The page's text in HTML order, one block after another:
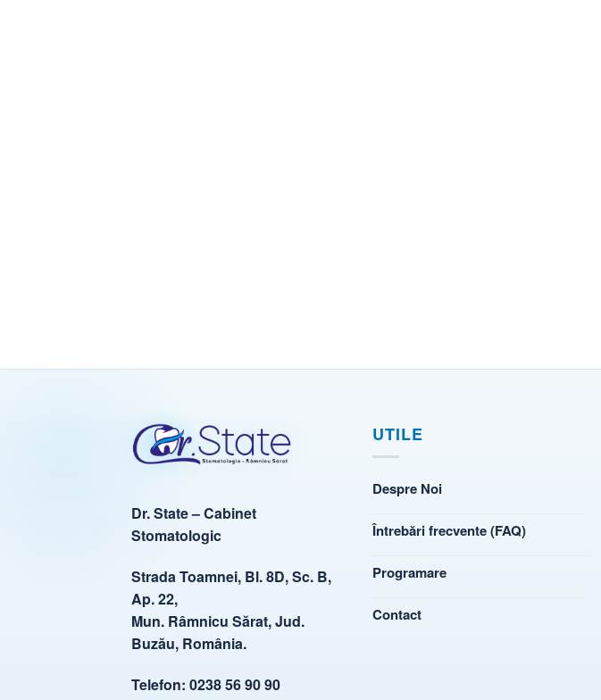
Dr. State – Cabinet
Stomatologic
Strada Toamnei, Bl. 8D, Sc. B,
Ap. 22,
Mun. Râmnicu Sărat, Jud.
Buzău, România.
Telefon: 0238 56 90 90
UTILE
Despre Noi
Întrebări frecvente (FAQ)
Programare
Contact